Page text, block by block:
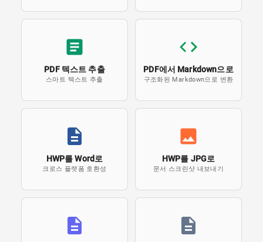
PDF 텍스트 추출
스마트 텍스트 추출
PDF에서 Markdown으로
구조화된 Markdown으로 변환
HWP를 Word로
크로스 플랫폼 호환성
HWP를 JPG로
문서 스크린샷 내보내기